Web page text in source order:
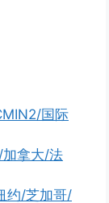
国际
拿大/法
约/芝加哥/